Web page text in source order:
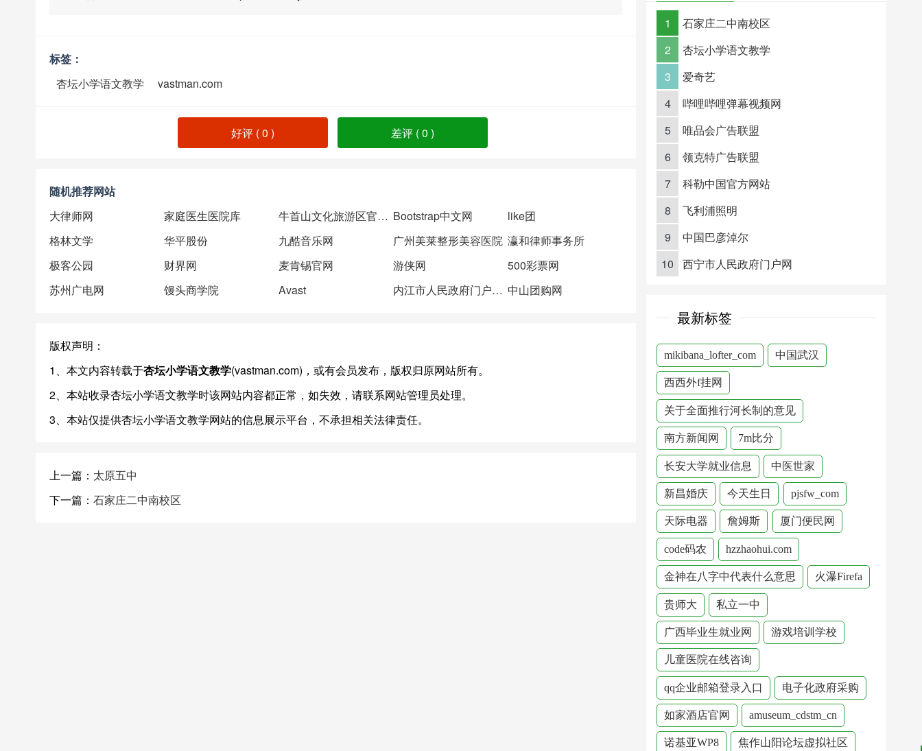
标签：
杏坛小学语文教学
vastman.com
好评 (0 ) 差评 (0 )
随机推荐网站
大律师网
家庭医生医院库 牛首山文化旅游区官方网站 Bootstrap中文网
like团
格林文学
华平股份 九酷音乐网 广州美莱整形美容医院 瀛和律师事务所
极客公园
财界网 麦肯锡官网 游侠网
500彩票网
苏州广电网
馒头商学院 Avast 内江市人民政府门户网站 中山团购网
版权声明：
1、本文内容转载于杏坛小学语文教学(vastman.com)，或有会员发布，版权归原网站所有。
2、本站收录杏坛小学语文教学时该网站内容都正常，如失效，请联系网站管理员处理。
3、本站仅提供杏坛小学语文教学网站的信息展示平台，不承担相关法律责任。
上一篇： 太原五中
下一篇： 石家庄二中南校区
1
石家庄二中南校区
2
杏坛小学语文教学
3
爱奇艺
4
哔哩哔哩弹幕视频网
5
唯品会广告联盟
6
领克特广告联盟
7
科勒中国官方网站
8
飞利浦照明
9
中国巴彦淖尔
10
西宁市人民政府门户网
最新标签
mikibana_lofter_com 中国武汉
西西外f挂网
关于全面推行河长制的意见
南方新闻网 7m比分
长安大学就业信息 中医世家
新昌婚庆 今天生日 pjsfw_com
天际电器 詹姆斯 厦门便民网
code码农 hzzhaohui.com
金神在八字中代表什么意思 火瀑Firefa
贵师大 私立一中
广西毕业生就业网 游戏培训学校
儿童医院在线咨询
qq企业邮箱登录入口 电子化政府采购
如家酒店官网 amuseum_cdstm_cn
诺基亚WP8 焦作山阳论坛虚拟社区